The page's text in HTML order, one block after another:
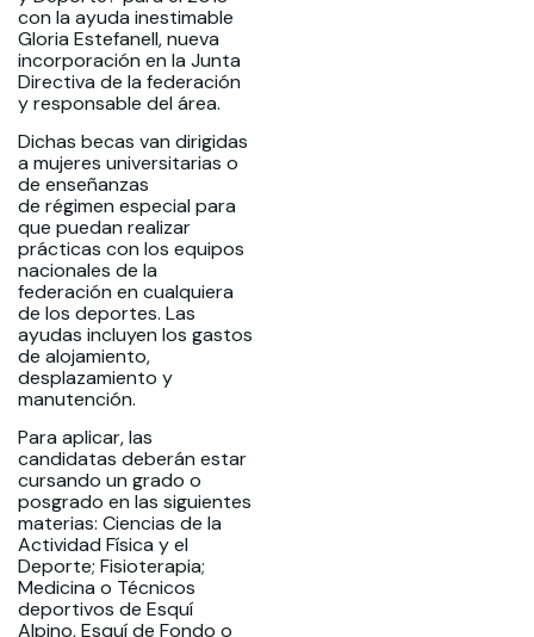
con la ayuda inestimable
Gloria Estefanell, nueva
incorporación en la Junta
Directiva de la federación
y responsable del área.
Dichas becas van dirigidas
a mujeres universitarias o
de enseñanzas
de régimen especial para
que puedan realizar
prácticas con los equipos
nacionales de la
federación en cualquiera
de los deportes. Las
ayudas incluyen los gastos
de alojamiento,
desplazamiento y
manutención.
Para aplicar, las
candidatas deberán estar
cursando un grado o
posgrado en las siguientes
materias: Ciencias de la
Actividad Física y el
Deporte; Fisioterapia;
Medicina o Técnicos
deportivos de Esquí
Alpino, Esquí de Fondo o